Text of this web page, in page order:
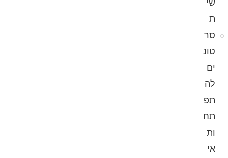
שי
ת
סר
טונ
ים
לה
תפ
תח
ות
אי